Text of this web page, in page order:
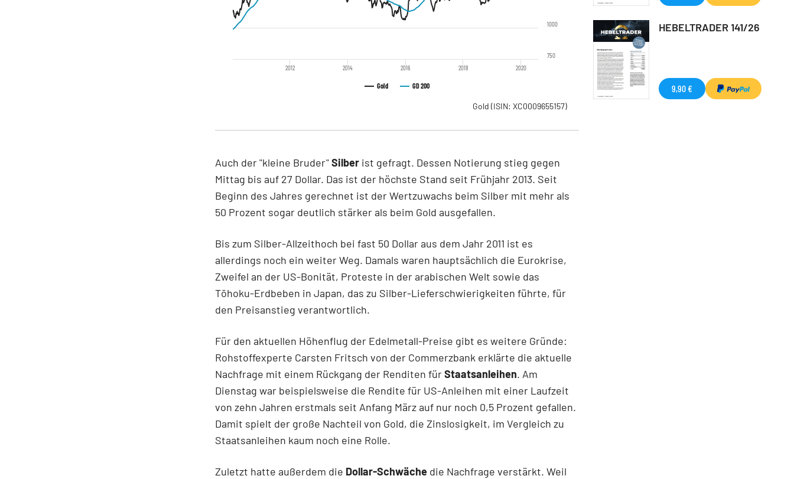
Gold GD 200
2012 2014 2016 2018 2020
750
1000
Gold (ISIN: XC0009655157)
Auch der "kleine Bruder"Silber ist gefragt. Dessen Notierung stieg gegen
Mittag bis auf 27 Dollar. Das ist der höchste Stand seit Frühjahr 2013. Seit
Beginn des Jahres gerechnet ist der Wertzuwachs beim Silber mit mehr als
50 Prozent sogar deutlich stärker als beim Gold ausgefallen.
Bis zum Silber-Allzeithoch bei fast 50 Dollar aus dem Jahr 2011 ist es
allerdings noch ein weiter Weg. Damals waren hauptsächlich die Eurokrise,
Zweifel an der US-Bonität, Proteste in der arabischen Welt sowie das
Tōhoku-Erdbeben in Japan, das zu Silber-Lieferschwierigkeiten führte, für
den Preisanstieg verantwortlich.
Für den aktuellen Höhenflug der Edelmetall-Preise gibt es weitere Gründe:
Rohstoffexperte Carsten Fritsch von der Commerzbank erklärte die aktuelle
Nachfrage mit einem Rückgang der Renditen fürStaatsanleihen. Am
Dienstag war beispielsweise die Rendite für US-Anleihen mit einer Laufzeit
von zehn Jahren erstmals seit Anfang März auf nur noch 0,5 Prozent gefallen.
Damit spielt der große Nachteil von Gold, die Zinslosigkeit, im Vergleich zu
Staatsanleihen kaum noch eine Rolle.
Zuletzt hatte außerdem die Dollar-Schwäche die Nachfrage verstärkt. Weil
HEBELTRADER 141/26
9,90 €